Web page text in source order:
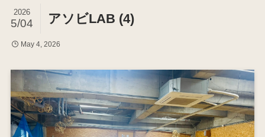
アソビLAB (4)
2026
5/04
May 4, 2026